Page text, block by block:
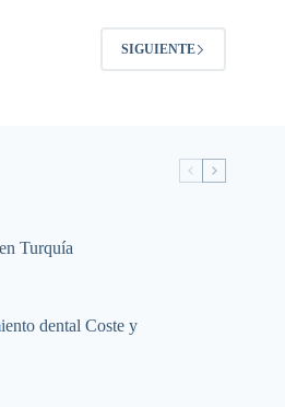
SIGUIENTE
Turquía
dental Coste y